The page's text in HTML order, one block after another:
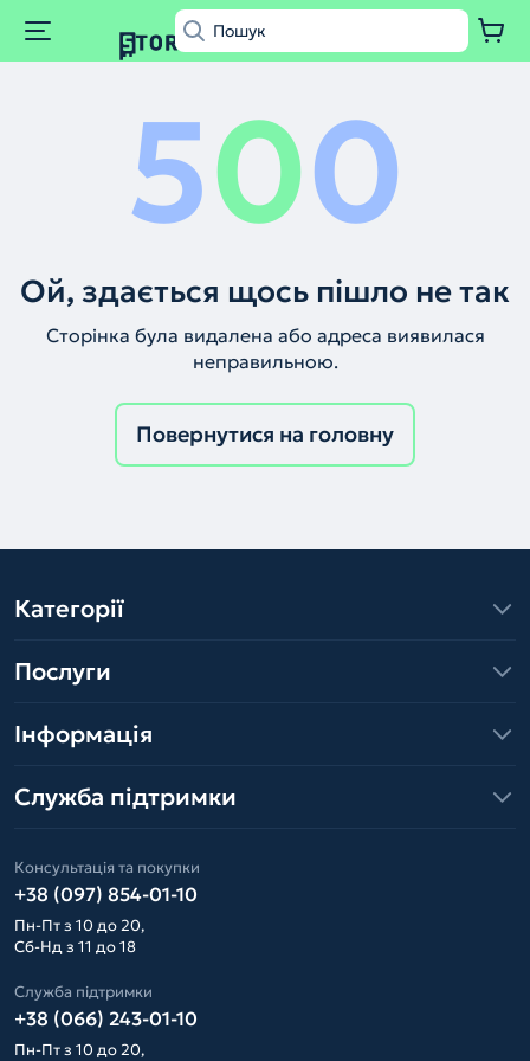
500
Ой, здається щось пішло не так
Сторінка була видалена або адреса виявилася
неправильною.
Повернутися на головну
Категорії
Послуги
Інформація
Служба підтримки
Консультація та покупки
+38 (097) 854-01-10
Пн-Пт з 10 до 20,
Сб-Нд з 11 до 18
Служба підтримки
+38 (066) 243-01-10
Пн-Пт з 10 до 20,